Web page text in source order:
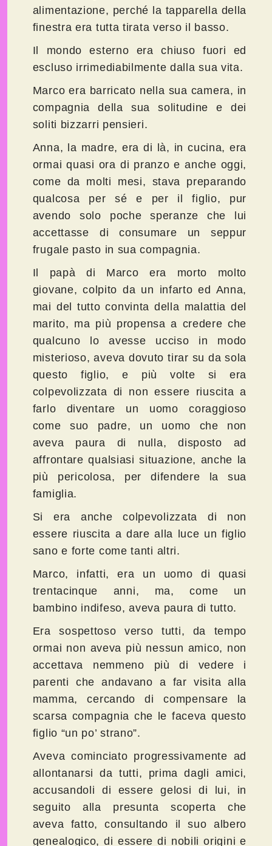
alimentazione, perché la tapparella della
finestra era tutta tirata verso il basso.
Il mondo esterno era chiuso fuori ed
escluso irrimediabilmente dalla sua vita.
Marco era barricato nella sua camera, in
compagnia della sua solitudine e dei
soliti bizzarri pensieri.
Anna, la madre, era di là, in cucina, era
ormai quasi ora di pranzo e anche oggi,
come da molti mesi, stava preparando
qualcosa per sé e per il figlio, pur
avendo solo poche speranze che lui
accettasse di consumare un seppur
frugale pasto in sua compagnia.
Il papà di Marco era morto molto
giovane, colpito da un infarto ed Anna,
mai del tutto convinta della malattia del
marito, ma più propensa a credere che
qualcuno lo avesse ucciso in modo
misterioso, aveva dovuto tirar su da sola
questo figlio, e più volte si era
colpevolizzata di non essere riuscita a
farlo diventare un uomo coraggioso
come suo padre, un uomo che non
aveva paura di nulla, disposto ad
affrontare qualsiasi situazione, anche la
più pericolosa, per difendere la sua
famiglia.
Si era anche colpevolizzata di non
essere riuscita a dare alla luce un figlio
sano e forte come tanti altri.
Marco, infatti, era un uomo di quasi
trentacinque anni, ma, come un
bambino indifeso, aveva paura di tutto.
Era sospettoso verso tutti, da tempo
ormai non aveva più nessun amico, non
accettava nemmeno più di vedere i
parenti che andavano a far visita alla
mamma, cercando di compensare la
scarsa compagnia che le faceva questo
figlio “un po’ strano”.
Aveva cominciato progressivamente ad
allontanarsi da tutti, prima dagli amici,
accusandoli di essere gelosi di lui, in
seguito alla presunta scoperta che
aveva fatto, consultando il suo albero
genealogico, di essere di nobili origini e